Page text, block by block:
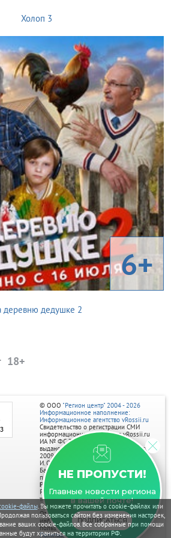
файлы. Вы можете прочитать о cookie-файлах или
пользоваться сайтом без изменения настроек,
ваших cookie-файлов. Все собранные при помощи
будут храниться на территории РФ.
Холоп 3
6+
деревню дедушке 2
НЕ ПРОПУСТИ!
Главные новости региона
в вашей почте!
ПОДПИСАТЬСЯ
© ООО "Регион центр" 2004 - 2026
Информационное наполнение:
Информационное агентство vRossii.ru
Свидетельство о регистрации СМИ
информационного агентства vRossii.ru
ИА № ФС 77‑35502
выдано РОСКОМНАДЗОРом 04 марта
2009г.
И. О. Главного редактора Нарыков А. Н.
Баннеры на портале размещаются на
правах рекламы.
Реклама на портале:
Рекламное агентство "Умный маркетинг"
тел. 7-910-267-70-40,
email: umnyy.marketing@yandex.ru
Отдельные публикации могут содержать
информацию, не предназначенную для
пользователей до 18 лет.
Политика в отношении обработки